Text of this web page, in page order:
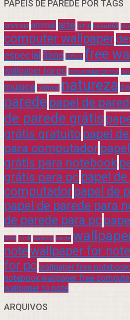
PAPÉIS DE PAREDE POR TAGS
animais animal arte azul beautiful
computer wallpaper
especial filme filmes free
wallpaper for pc free wallpaper free
música natural natureza
parede papel de
de parede grátis
grátis gratuito papel
para computador
grátis para notebook
grátis para pc papel
computador papel de
papel de parede para
de parede para pc
praia rock sucesso verde
notewallpaper for
for pc wallpaper free
notebook wallpaper free
wallpaper to note
ARQUIVOS